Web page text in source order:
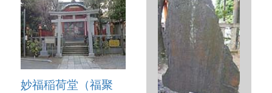
妙福稲荷堂（福聚